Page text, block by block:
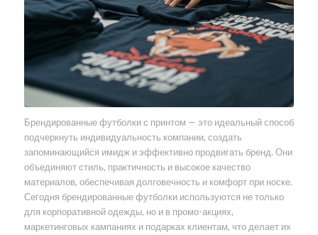
Брендированные футболки с принтом — это идеальный способ
подчеркнуть индивидуальность компании, создать
запоминающийся имидж и эффективно продвигать бренд. Они
объединяют стиль, практичность и высокое качество
материалов, обеспечивая долговечность и комфорт при носке.
Сегодня брендированные футболки используются не только
для корпоративной одежды, но и в промо-акциях,
маркетинговых кампаниях и подарках клиентам, что делает их